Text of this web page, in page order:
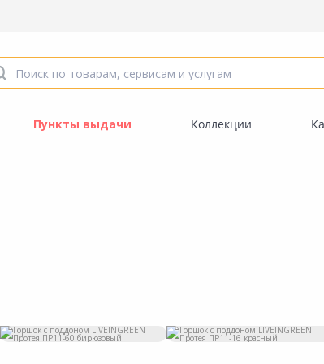
Пункты выдачи Коллекции